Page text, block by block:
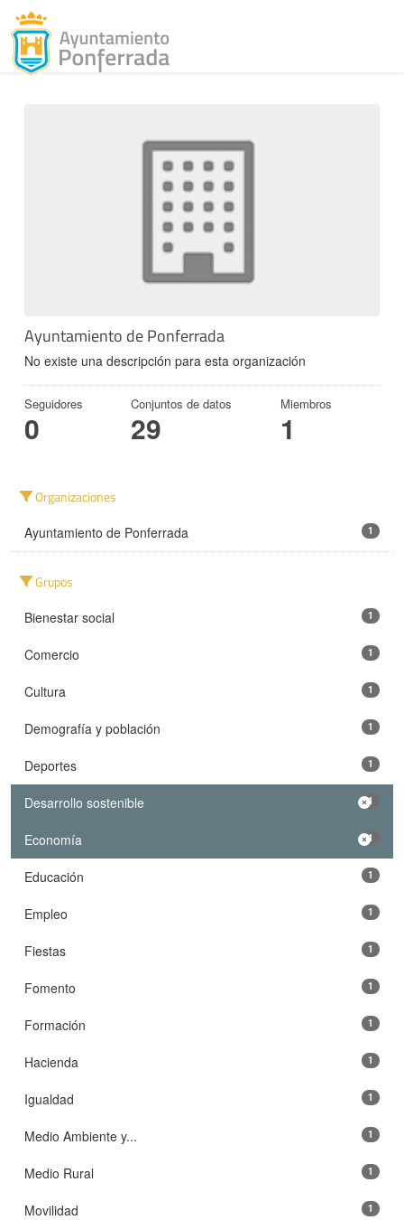
Ayuntamiento de Ponferrada
No existe una descripción para esta organización
Seguidores
0
Conjuntos de datos
29
Miembros
1
Organizaciones
Ayuntamiento de Ponferrada 1
Grupos
Bienestar social 1
Comercio 1
Cultura 1
Demografía y población 1
Deportes 1
Desarrollo sostenible 1
Economía 1
Educación 1
Empleo 1
Fiestas 1
Fomento 1
Formación 1
Hacienda 1
Igualdad 1
Medio Ambiente y... 1
Medio Rural 1
Movilidad 1